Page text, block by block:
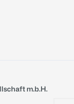
m.b.H.